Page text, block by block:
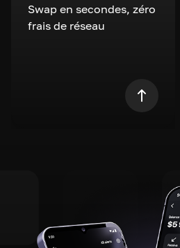
Swap en secondes, zéro
frais de réseau